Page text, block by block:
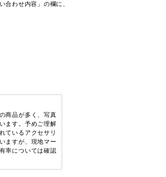
合わせ内容」の欄に、
商品が多く、写真
ます。予めご理解
ているアクセサリ
ますが、現地マー
率については確認